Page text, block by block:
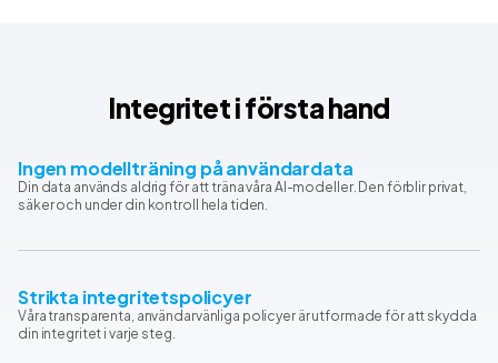
Integritet i första hand
Ingen modellträning på användardata
Din data används aldrig för att träna våra AI-modeller. Den förblir privat,
säker och under din kontroll hela tiden.
Strikta integritetspolicyer
Våra transparenta, användarvänliga policyer är utformade för att skydda
din integritet i varje steg.